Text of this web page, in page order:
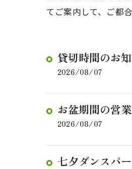
てご案内して、ご都
貸切時間のお
2026/08/07
お盆期間の営
2026/08/07
七夕ダンスパ